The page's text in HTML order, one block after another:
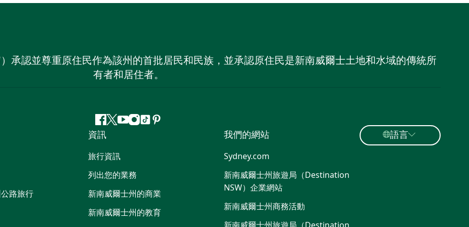
承認並尊重原住民作為該州的首批居民和民族，並承認原住民是新南威爾士土地和水域的傳統所
有者和居住者。
Facebook
嘰
喳
喳
Youtube
Instagram
抖 Pinterest
路旅行
資訊
旅行資訊
列出您的業務
新南威爾士州的商業
新南威爾士州的教育
我們的網站
Sydney.com
新南威爾士州旅遊局（Destination
NSW）企業網站
新南威爾士州商務活動
語言